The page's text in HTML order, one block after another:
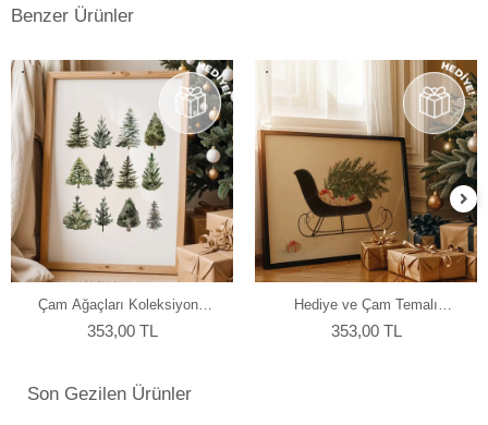
istenilen baskı sonuçların alınmasında en önemli konu, ekran renk
kalibrasyonunun tam ve doğru bir şekilde yapılmış olmasına
bağlıdır. Bu da profesyonel monitör kullanımını gerektirmektedir.
Kullanmış olduğumuz Eizo monitörlerde düzenli aralıklarla renk
kalibrasyonu yapılmakta ve ekrandaki fotoğraf renkleri baskıda en
doğru şekilde çıkmaktadır. Ayrıca kullandığımız tüm kağıtlarımız için
en hassas ve eşsiz renk profillerini atölyemizde kendimiz
yapmaktayız.
Benzer Ürünler
Çam Ağaçları Koleksiyonu
Poster
353,00 TL
Hediye ve Çam Temalı
Yılbaşı Poster
353,00 TL
Son Gezilen Ürünler